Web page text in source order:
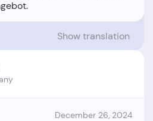
Show translation
December 26, 2024